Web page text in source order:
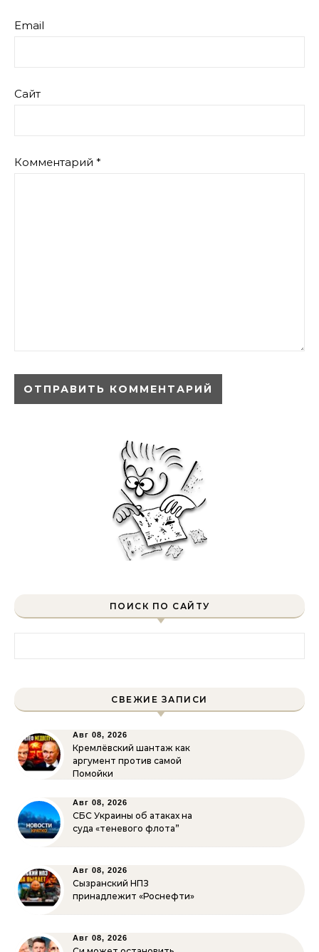
Email
Сайт
Комментарий *
ПОИСК ПО САЙТУ
СВЕЖИЕ ЗАПИСИ
Авг 08, 2026
Кремлёвский шантаж как
аргумент против самой
Помойки
Авг 08, 2026
СБС Украины об атаках на
суда «теневого флота”
Авг 08, 2026
Сызранский НПЗ
принадлежит «Роснефти»
Авг 08, 2026